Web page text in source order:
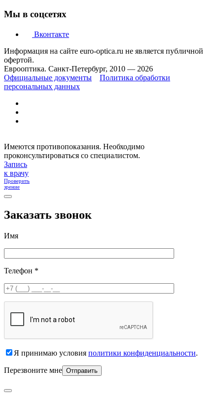
Мы в соцсетях
Вконтакте
Информация на сайте euro-optica.ru не является публичной
офертой.
Еврооптика. Санкт-Петербург, 2010 — 2026
Официальные документы
Политика обработки
персональных данных
Имеются противопоказания. Необходимо
проконсультироваться со специалистом.
Запись
к врачу
Проверить
зрение
Заказать звонок
Имя
Телефон *
Я принимаю условия политики конфиденциальности.
Перезвоните мне